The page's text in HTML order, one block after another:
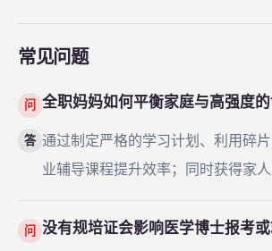
常见问题
问 全职妈妈如何平衡家庭与高强度的
答 通过制定严格的学习计划、利用碎
业辅导课程提升效率；同时获得家人
问 没有规培证会影响医学博士报考或